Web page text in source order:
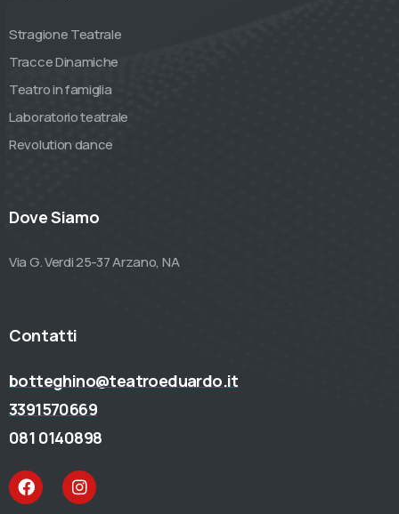
Stragione Teatrale
Tracce Dinamiche
Teatro in famiglia
Laboratorio teatrale
Revolution dance
Dove Siamo
Via G. Verdi 25-37 Arzano, NA
Contatti
botteghino@teatroeduardo.it
3391570669
081 0140898